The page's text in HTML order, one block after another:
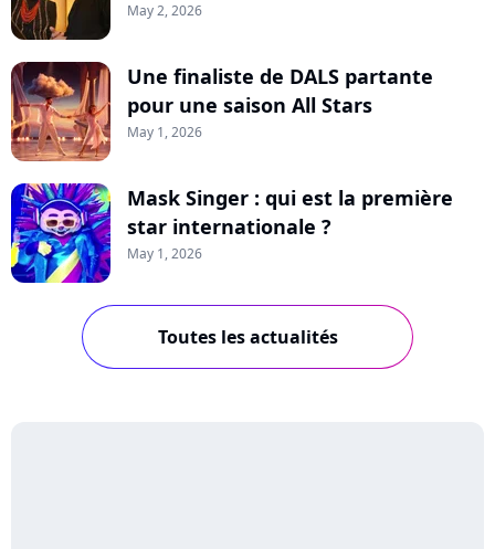
May 2, 2026
Une finaliste de DALS partante
pour une saison All Stars
May 1, 2026
Mask Singer : qui est la première
star internationale ?
May 1, 2026
Toutes les actualités